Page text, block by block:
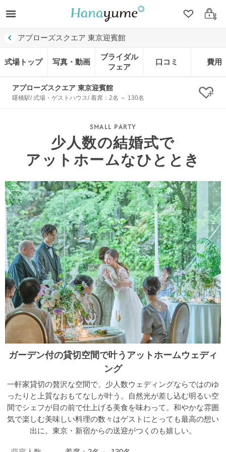
クリップ
ログ
アプローズスクエア 東京迎賓館
式場トップ 写真・動画
ブライダル
フェア
口コミ 費用
アプローズスクエア 東京迎賓館
曙橋駅/ 式場・ゲストハウス/ 着席：2名 ～ 130名 ク
少人数の結婚式で
アットホームなひととき
ガーデン付の貸切空間で叶うアットホームウェディ
ング
一軒家貸切の贅沢な空間で、少人数ウェディングならではのゆ
ったりと上質なおもてなしが叶う。自然光が差し込む明るい空
間でシェフが目の前で仕上げる美食を味わって。和やかな雰囲
気で楽しむ美味しい料理の数々はゲストにとっても最高の想い
出に。東京・新宿からの送迎がつくのも嬉しい。